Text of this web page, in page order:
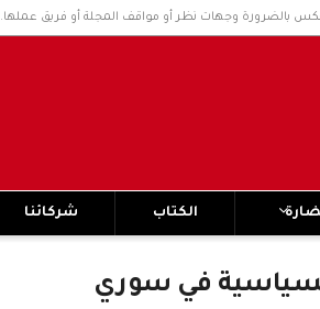
بالضرورة وجهات نظر أو مواقف المجلة أو فريق عملها.
الكتاب شركائنا
في سوري